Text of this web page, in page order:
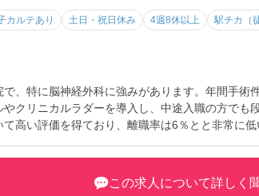
カルテあり 土日・祝日休み 4週8休以上 駅チカ（
、特に脳神経外科に強みがあります。年間手術
クリニカルラダーを導入し、中途入職の方でも
高い評価を得ており、離職率は6％とと非常に
この求人について詳しく